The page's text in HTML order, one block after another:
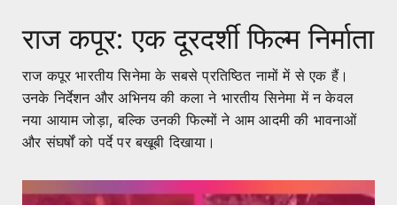
राज कपूर: एक दूरदर्शी फिल्म निर्माता
राज कपूर भारतीय सिनेमा के सबसे प्रतिष्ठित नामों में से एक हैं।
उनके निर्देशन और अभिनय की कला ने भारतीय सिनेमा में न केवल
नया आयाम जोड़ा, बल्कि उनकी फिल्मों ने आम आदमी की भावनाओं
और संघर्षों को पर्दे पर बखूबी दिखाया।